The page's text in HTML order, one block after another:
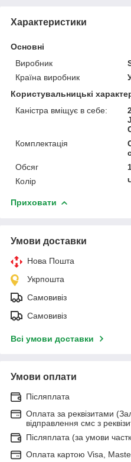
Характеристики
Основні
Виробник
Країна виробник
Користувальницькі
Каністра вміщує в себе:
Комплектація
Обсяг
Колір
Приховати
Умови доставки
Нова Пошта
Укрпошта
Самовивіз
Самовивіз
Всі умови доставки
Умови оплати
Післяплата
Оплата за реквізитами
відправлення смс з
Післяплата (за умови
Оплата картою Visa,